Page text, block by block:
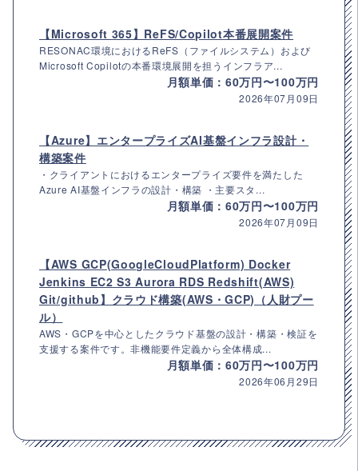
【Microsoft 365】ReFS/Copilot本番展開案件
RESONAC環境におけるReFS（ファイルシステム）および
Microsoft Copilotの本番環境展開を担うインフラア...
月額単価：60万円〜100万円
2026年07月09日
【Azure】エンタープライズAI基盤インフラ設計・
構築案件
・クライアントにおけるエンタープライズ要件を満たした
Azure AI基盤インフラの設計・構築 ・主要スタ...
月額単価：60万円〜100万円
2026年07月09日
【AWS GCP(GoogleCloudPlatform) Docker
Jenkins EC2 S3 Aurora RDS Redshift(AWS)
Git/github】クラウド構築(AWS・GCP)（人財プー
ル）
AWS・GCPを中心としたクラウド基盤の設計・構築・検証を
支援する案件です。非機能要件定義から全体構成...
月額単価：60万円〜100万円
2026年06月29日